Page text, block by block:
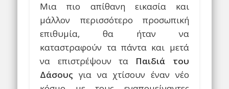
Μια πιο απίθανη εικασία και
μάλλον περισσότερο προσωπική
επιθυμία, θα ήταν να
καταστραφούν τα πάντα και μετά
να επιστρέψουν τα Παιδιά του
Δάσους για να χτίσουν έναν νέο